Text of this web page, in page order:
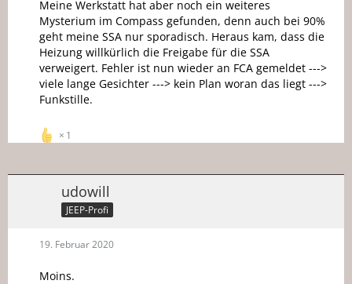
Meine Werkstatt hat aber noch ein weiteres
Mysterium im Compass gefunden, denn auch bei 90%
geht meine SSA nur sporadisch. Heraus kam, dass die
Heizung willkürlich die Freigabe für die SSA
verweigert. Fehler ist nun wieder an FCA gemeldet --->
viele lange Gesichter ---> kein Plan woran das liegt --->
Funkstille.
1
udowill
JEEP-Profi
19. Februar 2020
Moins.